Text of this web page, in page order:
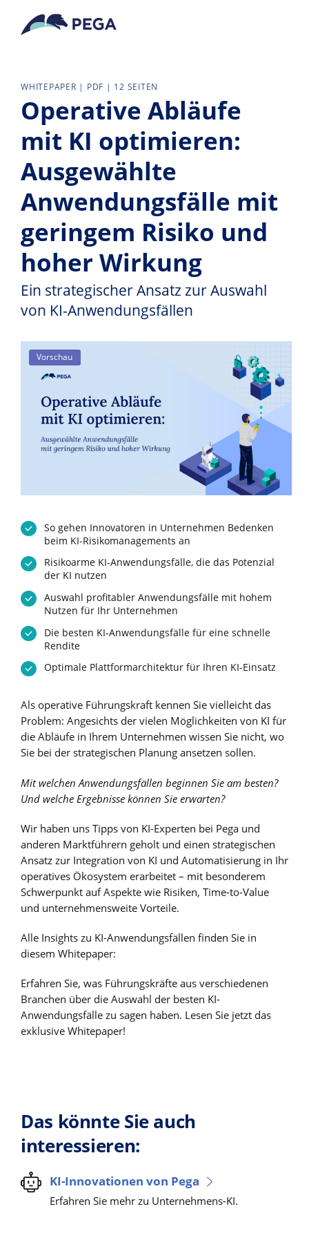
WHITEPAPER | PDF | 12 SEITEN
Operative Abläufe
mit KI optimieren:
Ausgewählte
Anwendungsfälle mit
geringem Risiko und
hoher Wirkung
Ein strategischer Ansatz zur Auswahl
von KI-Anwendungsfällen
Vorschau
So gehen Innovatoren in Unternehmen Bedenken
beim KI-Risikomanagements an
Risikoarme KI-Anwendungsfälle, die das Potenzial
der KI nutzen
Auswahl profitabler Anwendungsfälle mit hohem
Nutzen für Ihr Unternehmen
Die besten KI-Anwendungsfälle für eine schnelle
Rendite
Optimale Plattformarchitektur für Ihren KI-Einsatz
Als operative Führungskraft kennen Sie vielleicht das
Problem: Angesichts der vielen Möglichkeiten von KI für
die Abläufe in Ihrem Unternehmen wissen Sie nicht, wo
Sie bei der strategischen Planung ansetzen sollen.
Mit welchen Anwendungsfällen beginnen Sie am besten?
Und welche Ergebnisse können Sie erwarten?
Wir haben uns Tipps von KI-Experten bei Pega und
anderen Marktführern geholt und einen strategischen
Ansatz zur Integration von KI und Automatisierung in Ihr
operatives Ökosystem erarbeitet – mit besonderem
Schwerpunkt auf Aspekte wie Risiken, Time-to-Value
und unternehmensweite Vorteile.
Alle Insights zu KI-Anwendungsfällen finden Sie in
diesem Whitepaper:
Erfahren Sie, was Führungskräfte aus verschiedenen
Branchen über die Auswahl der besten KI-
Anwendungsfälle zu sagen haben. Lesen Sie jetzt das
exklusive Whitepaper!
Das könnte Sie auch
interessieren:
KI-Innovationen von Pega
Erfahren Sie mehr zu Unternehmens-KI.